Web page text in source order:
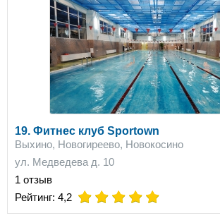
19. Фитнес клуб Sportown
Выхино, Новогиреево, Новокосино
ул. Медведева д. 10
1 отзыв
Рейтинг: 4,2 on